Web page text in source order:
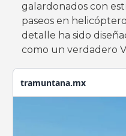
galardonados con
paseos en
detalle ha sido
como un verdadero
tramuntana.mx